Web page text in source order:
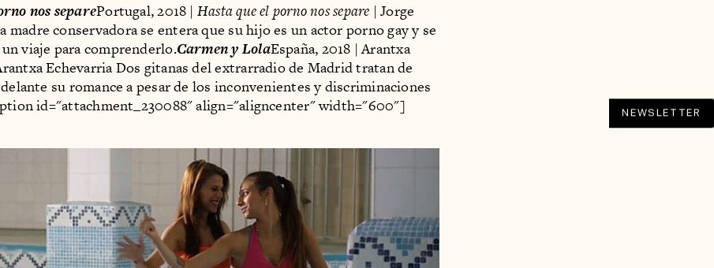
nos separePortugal, 2018 | Hasta que el porno nos separe | Jorge
madre conservadora se entera que su hijo es un actor porno gay y se
viaje para comprenderlo.Carmen y LolaEspaña, 2018 | Arantxa
Echevarria Dos gitanas del extrarradio de Madrid tratan de
su romance a pesar de los inconvenientes y discriminaciones
id="attachment_230088" align="aligncenter" width="600"]
NEWSLETTER